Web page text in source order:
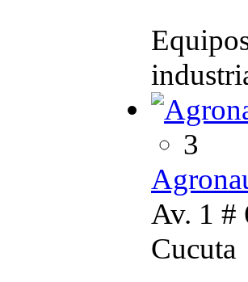
3
Av. 1 #
Cucuta